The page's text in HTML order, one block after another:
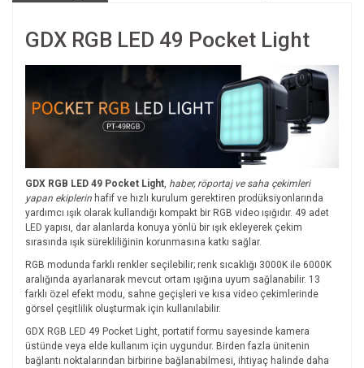
GDX RGB LED 49 Pocket Light
GDX RGB LED 49 Pocket Light, haber, röportaj ve saha çekimleri
yapan ekiplerin hafif ve hızlı kurulum gerektiren prodüksiyonlarında
yardımcı ışık olarak kullandığı kompakt bir RGB video ışığıdır. 49 adet
LED yapısı, dar alanlarda konuya yönlü bir ışık ekleyerek çekim
sırasında ışık sürekliliğinin korunmasına katkı sağlar.
RGB modunda farklı renkler seçilebilir; renk sıcaklığı 3000K ile 6000K
aralığında ayarlanarak mevcut ortam ışığına uyum sağlanabilir. 13
farklı özel efekt modu, sahne geçişleri ve kısa video çekimlerinde
görsel çeşitlilik oluşturmak için kullanılabilir.
GDX RGB LED 49 Pocket Light, portatif formu sayesinde kamera
üstünde veya elde kullanım için uygundur. Birden fazla ünitenin
bağlantı noktalarından birbirine bağlanabilmesi, ihtiyaç halinde daha